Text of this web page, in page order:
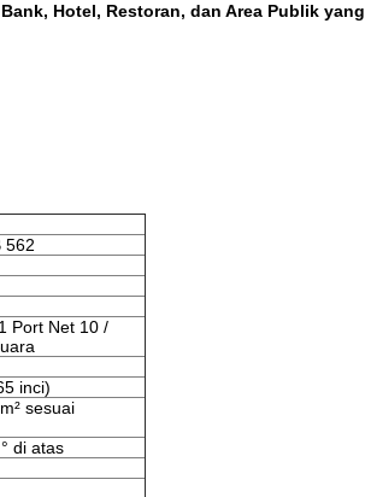
Hotel, Restoran, dan Area Publik yang
562
Port Net 10 /
inci)
sesuai
di atas